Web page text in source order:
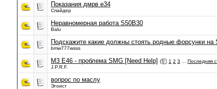
Показания дмрв е34
Спайдер
Неравномерная работа S50B30
Balu
Подскажите какие должны стоять родные форсунки на
bmw777wsss
M3 E46 - проблема SMG [Need Help] ( 1 2 3
Последняя
J.P.R.F.
вопрос по маслу
Эгоист